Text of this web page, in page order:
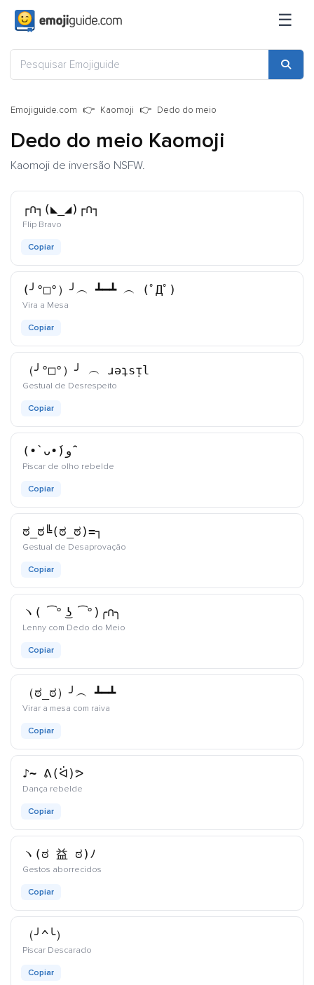
☰
Emojiguide.com Kaomoji Dedo do meio
Dedo do meio Kaomoji
Kaomoji de inversão NSFW.
┌∩┐(◣_◢)┌∩┐
Flip Bravo
Copiar
(╯°□°）╯︵ ┻━┻ ︵ (ﾟДﾟ)
Vira a Mesa
Copiar
（╯°□°）╯ ︵ ɹǝʇsᴉl
Gestual de Desrespeito
Copiar
(•̀ ᴗ•́)و ̑̑
Piscar de olho rebelde
Copiar
ಠ_ಠ╚(ಠ_ಠ)=┐
Gestual de Desaprovação
Copiar
ヽ( ͡° ͜ʖ ͡°)╭∩╮
Lenny com Dedo do Meio
Copiar
（ಠ_ಠ）╯︵ ┻━┻
Virar a mesa com raiva
Copiar
♪~ ᕕ(ᐛ)ᕗ
Dança rebelde
Copiar
ヽ(ಠ 益 ಠ)ﾉ
Gestos aborrecidos
Copiar
（╯^╰）
Piscar Descarado
Copiar